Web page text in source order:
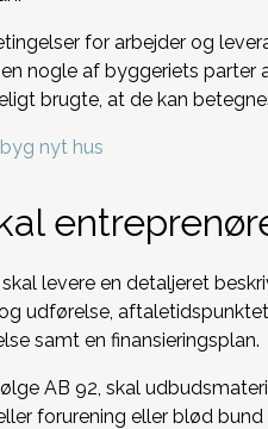
for arbejder og
nogle af byggeriets
brugte, at de kan
byg nyt hus
levere en detaljeret
udførelse,
samt en finansieringsplan.
AB 92, skal
forurening eller blød